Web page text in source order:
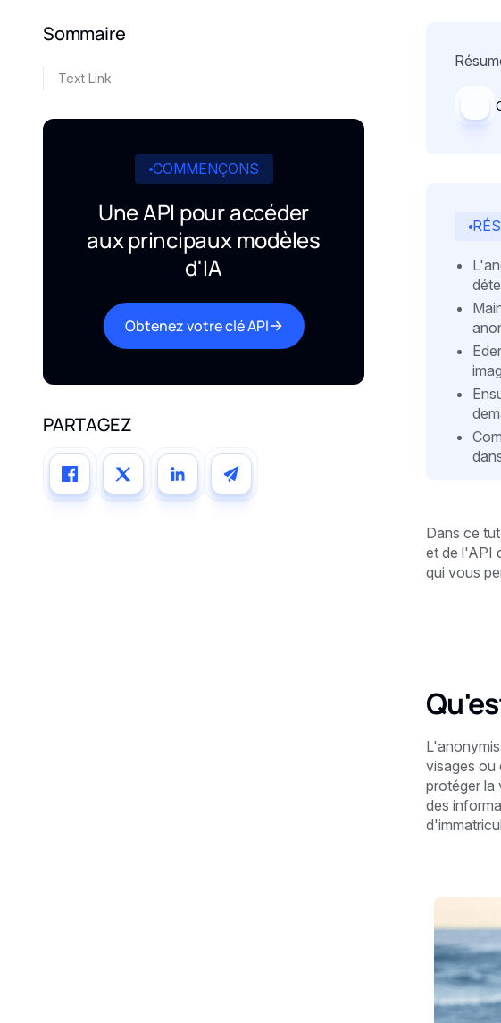
Sommaire
Text Link
COMMENÇONS
Une API pour accéder
aux principaux modèles
d'IA
Obtenez votre clé API
PARTAGEZ
Dans ce
et de l'API
qui vous
visages ou
protéger la
des